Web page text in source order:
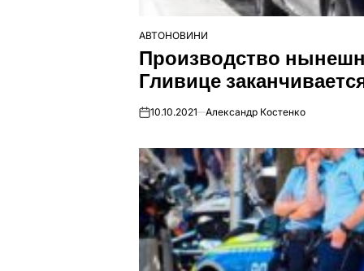
ОПУБЛІКУВАТИ
У
АВТОНОВИНИ
Производство
Гливице
on10.10.2021 Александр Костенко